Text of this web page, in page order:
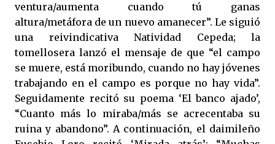
ventura/aumenta cuando tú ganas
altura/metáfora de un nuevo amanecer”. Le siguió
una reivindicativa Natividad Cepeda; la
tomellosera lanzó el mensaje de que “el campo
se muere, está moribundo, cuando no hay jóvenes
trabajando en el campo es porque no hay vida”.
Seguidamente recitó su poema ‘El banco ajado’,
“Cuanto más lo miraba/más se acrecentaba su
ruina y abandono”. A continuación, el daimileño